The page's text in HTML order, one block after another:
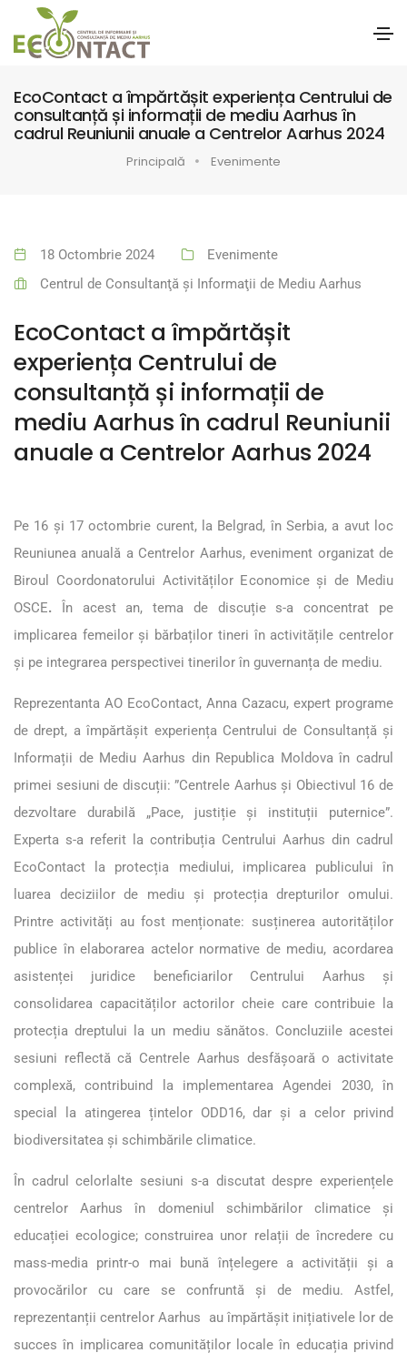
EcoContact a împărtășit experiența Centrului de
consultanță și informații de mediu Aarhus în
cadrul Reuniunii anuale a Centrelor Aarhus 2024
Principală Evenimente
18 Octombrie 2024
Evenimente
Centrul de Consultanţă şi Informaţii de Mediu Aarhus
EcoContact a împărtășit
experiența Centrului de
consultanță și informații de
mediu Aarhus în cadrul Reuniunii
anuale a Centrelor Aarhus 2024
Pe 16 și 17 octombrie curent, la Belgrad, în Serbia, a avut loc
Reuniunea anuală a Centrelor Aarhus, eveniment organizat de
Biroul Coordonatorului Activităților Economice și de Mediu
OSCE. În acest an, tema de discuție s-a concentrat pe
implicarea femeilor și bărbaților tineri în activitățile centrelor
și pe integrarea perspectivei tinerilor în guvernanța de mediu.
Reprezentanta AO EcoContact, Anna Cazacu, expert programe
de drept, a împărtășit experiența Centrului de Consultanță și
Informații de Mediu Aarhus din Republica Moldova în cadrul
primei sesiuni de discuții: ”Centrele Aarhus și Obiectivul 16 de
dezvoltare durabilă „Pace, justiție și instituții puternice”.
Experta s-a referit la contribuția Centrului Aarhus din cadrul
EcoContact la protecția mediului, implicarea publicului în
luarea deciziilor de mediu și protecția drepturilor omului.
Printre activități au fost menționate: susținerea autorităților
publice în elaborarea actelor normative de mediu, acordarea
asistenței juridice beneficiarilor Centrului Aarhus și
consolidarea capacităților actorilor cheie care contribuie la
protecția dreptului la un mediu sănătos. Concluziile acestei
sesiuni reflectă că Centrele Aarhus desfășoară o activitate
complexă, contribuind la implementarea Agendei 2030, în
special la atingerea țintelor ODD16, dar și a celor privind
biodiversitatea și schimbările climatice.
În cadrul celorlalte sesiuni s-a discutat despre experiențele
centrelor Aarhus în domeniul schimbărilor climatice și
educației ecologice; construirea unor relații de încredere cu
mass-media printr-o mai bună înțelegere a activității și a
provocărilor cu care se confruntă și de mediu. Astfel,
reprezentanții centrelor Aarhus au împărtășit inițiativele lor de
succes în implicarea comunităților locale în educația privind